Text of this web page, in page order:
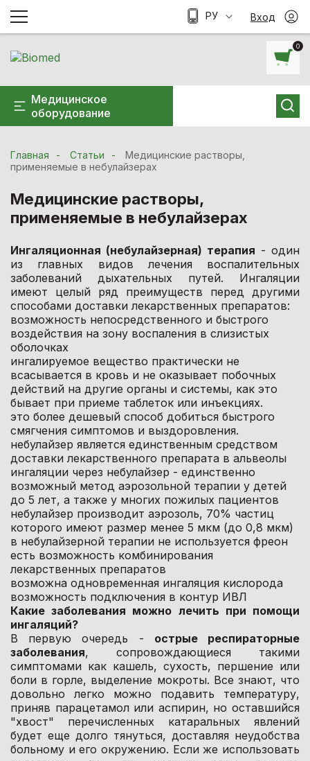
0
Медицинское
оборудование
РУ Вход
Главная Статьи
Медицинские растворы,
применяемые в небулайзерах
Медицинские растворы,
применяемые в небулайзерах
Ингаляционная (небулайзерная) терапия - один
из главных видов лечения воспалительных
заболеваний дыхательных путей. Ингаляции
имеют целый ряд преимуществ перед другими
способами доставки лекарственных препаратов:
возможность непосредственного и быстрого
воздействия на зону воспаления в слизистых
оболочках
ингалируемое вещество практически не
всасывается в кровь и не оказывает побочных
действий на другие органы и системы, как это
бывает при приеме таблеток или инъекциях.
это более дешевый способ добиться быстрого
смягчения симптомов и выздоровления.
небулайзер является единственным средством
доставки лекарственного препарата в альвеолы
ингаляции через небулайзер - единственно
возможный метод аэрозольной терапии у детей
до 5 лет, а также у многих пожилых пациентов
небулайзер производит аэрозоль, 70% частиц
которого имеют размер менее 5 мкм (до 0,8 мкм)
в небулайзерной терапии не используется фреон
есть возможность комбинирования
лекарственных препаратов
возможна одновременная ингаляция кислорода
возможность подключения в контур ИВЛ
Какие заболевания можно лечить при помощи
ингаляций?
В первую очередь - острые респираторные
заболевания, сопровождающиеся такими
симптомами как кашель, сухость, першение или
боли в горле, выделение мокроты. Все знают, что
довольно легко можно подавить температуру,
приняв парацетамол или аспирин, но оставшийся
"хвост" перечисленных катаральных явлений
будет еще долго тянуться, доставляя неудобства
больному и его окружению. Если же использовать